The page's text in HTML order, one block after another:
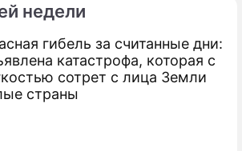
недели
гибель за считанные дни:
катастрофа, которая с
сотрет с лица Земли
страны
Россия снизит
на Сочи-2014